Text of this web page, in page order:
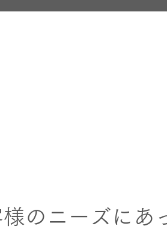
様のニーズにあ